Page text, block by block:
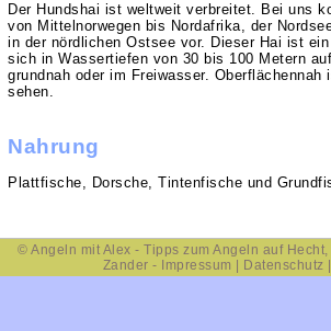
Der Hundshai ist weltweit verbreitet. Bei uns
von Mittelnorwegen bis Nordafrika, der
in der nördlichen Ostsee vor. Dieser Hai ist
sich in Wassertiefen von 30 bis 100 Metern
grundnah oder im Freiwasser.
sehen.
Nahrung
Plattfische, Dorsche, Tintenfische und
©Angeln mit Alex - Tipps zum Angeln auf Hecht,
Zander - Impressum Datenschutz